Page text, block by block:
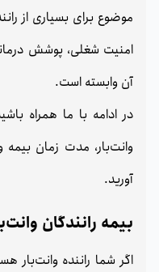
موضوع برای بسیاری از
امنیت شغلی، پوشش
آن وابسته است.
در ادامه با ما همراه
وانت‌بار، مدت زمان
آورید.
بیمه رانندگان
اگر شما راننده وانت‌بار